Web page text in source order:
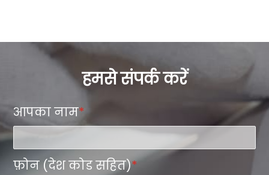
हमसे संपर्क करें
आपका नाम*
फ़ोन (देश कोड सहित)*